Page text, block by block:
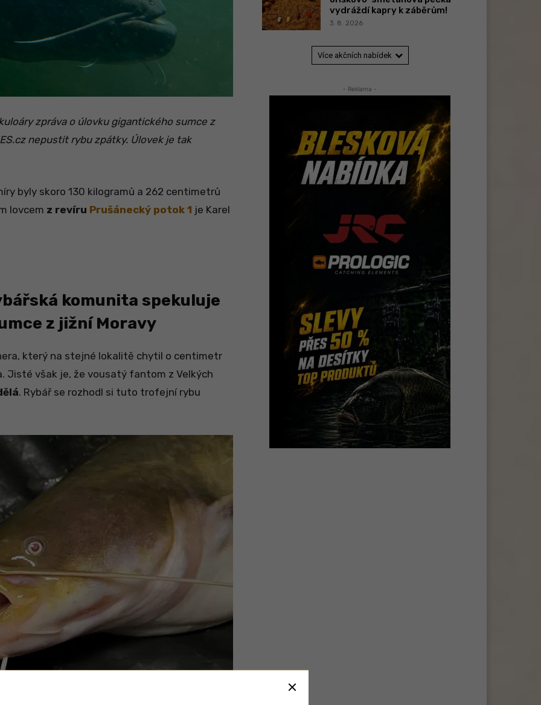
zpráva o úlovku gigantického sumce z
nepustit rybu zpátky. Úlovek je tak
byly skoro 130 kilogramů a 262 centimetrů
lovcem z revíru Prušánecký potok 1 je Karel
komunita spekuluje
z jižní Moravy
který na stejné lokalitě chytil o centimetr
Jisté však je, že vousatý fantom z Velkých
. Rybář se rozhodl si tuto trofejní rybu
vydráždí kapry k záběrům!
3. 8. 2026
Více akčních nabídek
- Reklama -